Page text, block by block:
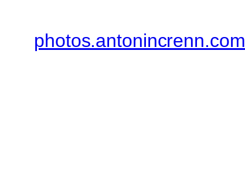
photos.antonincrenn.com